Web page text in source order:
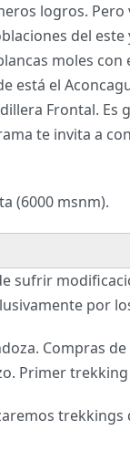
logros.
del
moles
está el
Frontal. Es
te invita a
(6000 msnm).
sufrir
por
Compras
Primer
trekkings